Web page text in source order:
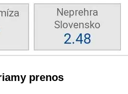
prenos